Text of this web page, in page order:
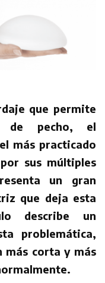
que permite
de pecho, el
más practicado
sus múltiples
un gran
que deja esta
describe un
problemática,
más corta y más